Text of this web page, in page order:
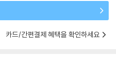
카드/간편결제 혜택을 확인하세요